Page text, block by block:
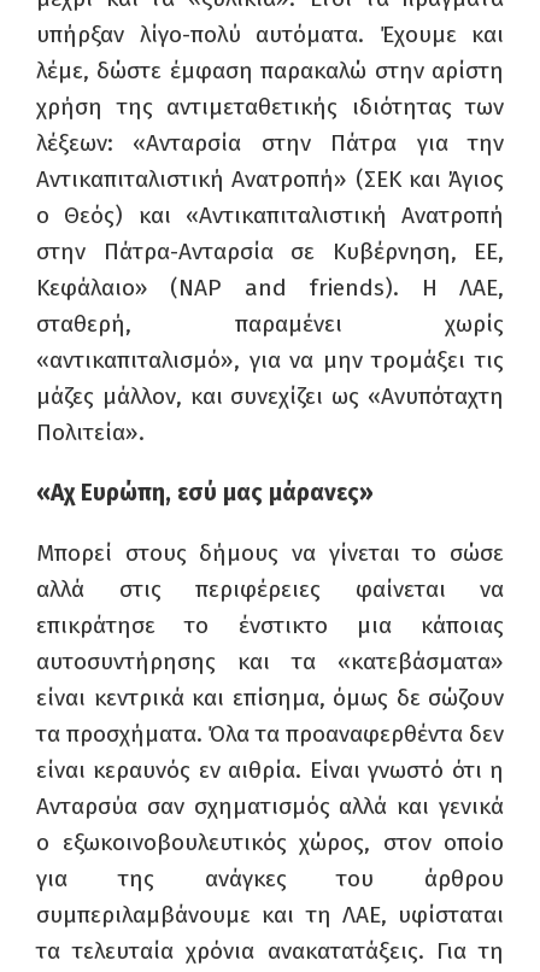
υπήρξαν λίγο-πολύ αυτόματα. Έχουμε και
λέμε, δώστε έμφαση παρακαλώ στην αρίστη
χρήση της αντιμεταθετικής ιδιότητας των
λέξεων: «Ανταρσία στην Πάτρα για την
Αντικαπιταλιστική Ανατροπή» (ΣΕΚ και Άγιος
ο Θεός) και «Αντικαπιταλιστική Ανατροπή
στην Πάτρα-Ανταρσία σε Κυβέρνηση, ΕΕ,
Κεφάλαιο» (ΝΑΡ and friends). Η ΛΑΕ,
σταθερή, παραμένει χωρίς
«αντικαπιταλισμό», για να μην τρομάξει τις
μάζες μάλλον, και συνεχίζει ως «Ανυπόταχτη
Πολιτεία».
«Αχ Ευρώπη, εσύ μας μάρανες»
Μπορεί στους δήμους να γίνεται το σώσε
αλλά στις περιφέρειες φαίνεται να
επικράτησε το ένστικτο μια κάποιας
αυτοσυντήρησης και τα «κατεβάσματα»
είναι κεντρικά και επίσημα, όμως δε σώζουν
τα προσχήματα. Όλα τα προαναφερθέντα δεν
είναι κεραυνός εν αιθρία. Είναι γνωστό ότι η
Ανταρσύα σαν σχηματισμός αλλά και γενικά
ο εξωκοινοβουλευτικός χώρος, στον οποίο
για της ανάγκες του άρθρου
συμπεριλαμβάνουμε και τη ΛΑΕ, υφίσταται
τα τελευταία χρόνια ανακατατάξεις. Για τη